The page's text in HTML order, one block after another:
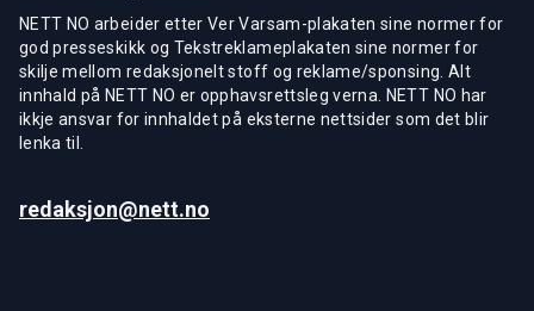
NETT NO arbeider etter Ver Varsam-plakaten sine normer for
god presseskikk og Tekstreklameplakaten sine normer for
skilje mellom redaksjonelt stoff og reklame/sponsing. Alt
innhald på NETT NO er opphavsrettsleg verna. NETT NO har
ikkje ansvar for innhaldet på eksterne nettsider som det blir
lenka til.
redaksjon@nett.no